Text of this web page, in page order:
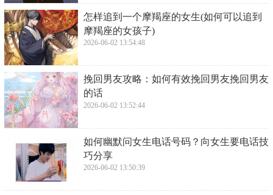
​怎样追到一个摩羯座的女生(如何可以追到
摩羯座的女孩子)
2026-06-02 13:54:48
​挽回男友攻略：如何有效挽回男友挽回男友
的话
2026-06-02 13:52:44
​如何幽默问女生电话号码？向女生要电话技
巧分享
2026-06-02 13:50:39